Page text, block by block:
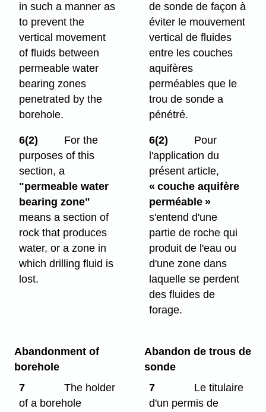
in such a manner as
to prevent the
vertical movement
of fluids between
permeable water
bearing zones
penetrated by the
borehole.
de sonde de façon à
éviter le mouvement
vertical de fluides
entre les couches
aquifères
perméables que le
trou de sonde a
pénétré.
6(2)
For the
purposes of this
section, a
"permeable water
bearing zone"
means a section of
rock that produces
water, or a zone in
which drilling fluid is
lost.
6(2)
Pour
l'application du
présent article,
« couche aquifère
perméable »
s'entend d'une
partie de roche qui
produit de l'eau ou
d'une zone dans
laquelle se perdent
des fluides de
forage.
Abandonment of
borehole
7
The holder
of a borehole
Abandon de trous de
sonde
7
Le titulaire
d'un permis de